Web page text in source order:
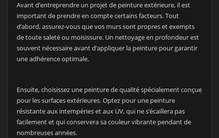
Avant d’entreprendre un projet de peinture extérieure, il est
important de prendre en compte certains facteurs. Tout
d’abord, assurez-vous que vos murs sont propres et exempts
de toute saleté ou moisissure. Un nettoyage en profondeur est
souvent nécessaire avant d’appliquer la peinture pour garantir
une adhérence optimale.
Ensuite, choisissez une peinture de qualité spécialement conçue
pour les surfaces extérieures. Optez pour une peinture
résistante aux intempéries et aux UV, qui ne s’écaillera pas
facilement et qui conservera sa couleur vibrante pendant de
nombreuses années.